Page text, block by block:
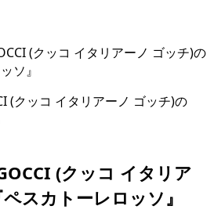
(クッコ イタリアーノ ゴッチ)の
ソ』
(クッコ イタリア
スカトーレロッソ』